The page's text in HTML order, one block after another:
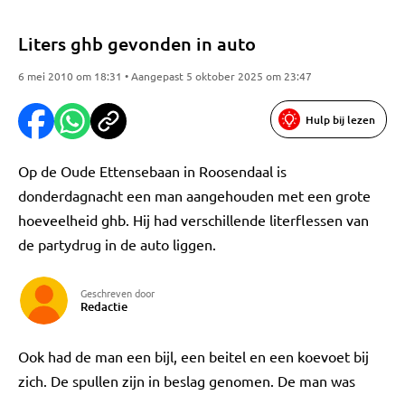
Liters ghb gevonden in auto
6 mei 2010 om 18:31 • Aangepast 5 oktober 2025 om 23:47
Hulp bij lezen
Op de Oude Ettensebaan in Roosendaal is
donderdagnacht een man aangehouden met een grote
hoeveelheid ghb. Hij had verschillende literflessen van
de partydrug in de auto liggen.
Geschreven door
Redactie
Ook had de man een bijl, een beitel en een koevoet bij
zich. De spullen zijn in beslag genomen. De man was